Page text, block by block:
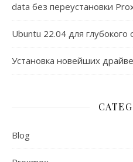
data без переустановки
Ubuntu 22.04 для глубокого
Установка новейших
Blog